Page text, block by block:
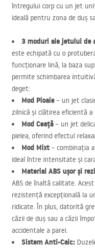
întregului corp cu un jet
ideală pentru zona de duș
3 moduri ale jetului de
este echipată cu o
funcționare lină, la baza
permite schimbarea
deget:
Mod Ploaie – un jet
zilnică și clătirea eficientă a
Mod Ceață – un jet
pielea, oferind efectul
Mod Mixt – combinația
ideal între intensitate și
Material ABS ușor și
ABS de înaltă calitate.
rezistență excepțională la
ridicate. În plus, datorită
căzii de duș sau a căzii
accidentale a parei.
Sistem Anti-Calc: